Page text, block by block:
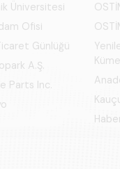
Üniversitesi
Ofisi
Günlüğü
A.Ş.
Parts Inc.